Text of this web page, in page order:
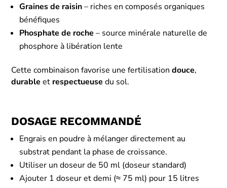
Graines de raisin– riches en composés organiques
bénéfiques
Phosphate de roche – source minérale naturelle de
phosphore à libération lente
Cette combinaison favorise une fertilisationdouce,
durable et respectueuse du sol.
DOSAGE RECOMMANDÉ
Engrais en poudre à mélanger directement au
substrat pendant la phase de croissance.
Utiliser un doseur de 50 ml (doseur standard)
Ajouter 1 doseur et demi (≈ 75 ml) pour 15 litres